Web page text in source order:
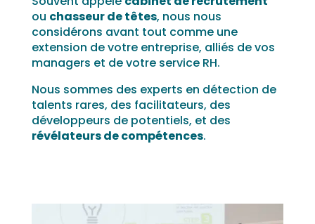
ou chasseur de têtes, nous nous
considérons avant tout comme une
extension de votre entreprise, alliés de vos
managers et de votre service RH.
Nous sommes des experts en détection de
talents rares, des facilitateurs, des
développeurs de potentiels, et des
révélateurs de compétences.